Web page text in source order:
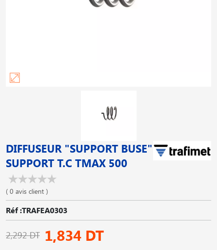
DIFFUSEUR "SUPPORT BUSE"
SUPPORT T.C TMAX 500
( 0 avis client )
Réf :TRAFEA0303
2,292 DT 1,834 DT